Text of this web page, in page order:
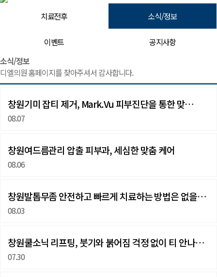
치료전후 소식/정보
이벤트
공지사항
소식/정보 | 창원 피부과 디엘의원
소식/정보
디엘의원 홈페이지를 찾아주셔서 감사합니다.
창원기미 잡티 제거, Mark.Vu 피부진단을 통한 맞…
08.07
창원여드름관리 압출 피부과, 세심한 맞춤 케어
08.06
창원발톱무좀 안전하고 빠르게 치료하는 방법은 없을까요?
08.03
창원쿨소닉 리프팅, 붓기와 붉어짐 걱정 없이 티 안나게…
07.30